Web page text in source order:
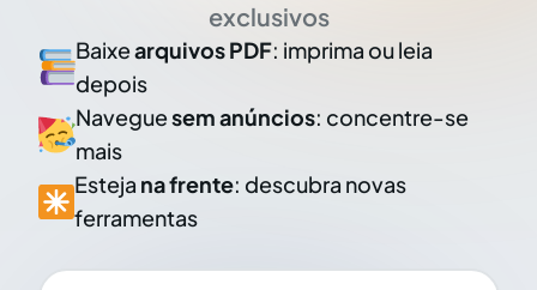
exclusivos
Baixearquivos PDF: imprima ou leia
depois
Naveguesem anúncios: concentre-se
mais
Esteja na frente: descubra novas
ferramentas